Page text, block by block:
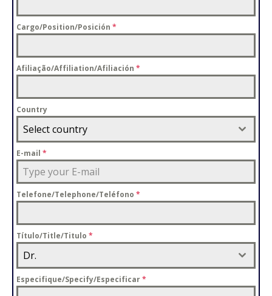
Cargo/Position/Posición *
Afiliação/Affiliation/Afiliación *
Country
Select country
E-mail *
Telefone/Telephone/Teléfono *
Título/Title/Titulo *
Dr.
Especifique/Specify/Especificar*